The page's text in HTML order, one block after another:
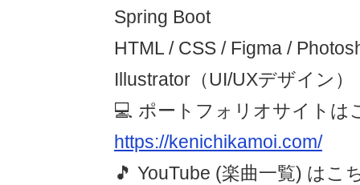
Spring Boot
HTML / CSS / Figma /
Illustrator（UI/UXデザイン）
💻 ポートフォリオサイトは
https://kenichikamoi.com/
🎵 YouTube (楽曲一覧) はこ